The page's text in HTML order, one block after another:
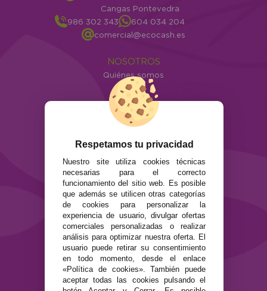
Cangas Pontevedra
986 302 343
604 034 204
comercial@ecocash.es
NOSOTROS
Quiénes somos
Info
ATENCIÓN AL CLIENTE
Envíos y devoluciones
Formas de pago
SEGURIDAD Y PRIVACIDAD
Términos y condiciones de uso
Política de privacidad
Política de cookies
Respetamos tu privacidad
Nuestro site utiliza cookies técnicas
necesarias para el correcto
funcionamiento del sitio web. Es posible
que además se utilicen otras categorías
de cookies para personalizar la
experiencia de usuario, divulgar ofertas
comerciales personalizadas o realizar
análisis para optimizar nuestra oferta. El
usuario puede retirar su consentimiento
en todo momento, desde el enlace
«Política de cookies». También puede
aceptar todas las cookies pulsando el